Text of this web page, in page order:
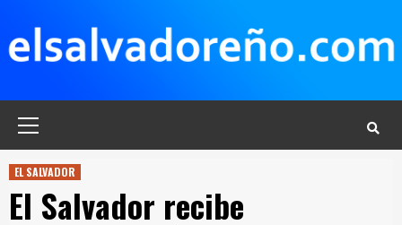
contenido
EL SALVADOR
El Salvador recibe